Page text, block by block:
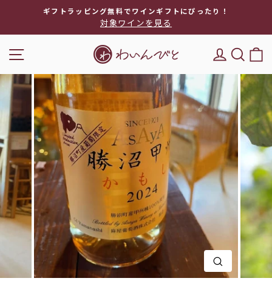
ス
イ
ョ
ー
を
停
止
ギフトラッピング無料でワインギフトにぴったり！
対象ワインを見る
キー
閉じる